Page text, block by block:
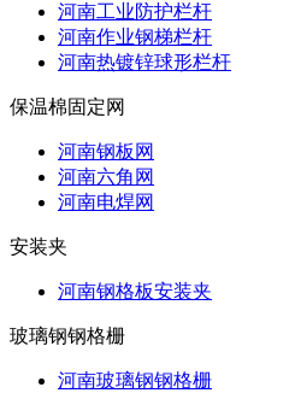
河南工业防护栏杆
河南作业钢梯栏杆
河南热镀锌球形栏杆
保温棉固定网
河南钢板网
河南六角网
河南电焊网
安装夹
河南钢格板安装夹
玻璃钢钢格栅
河南玻璃钢钢格栅